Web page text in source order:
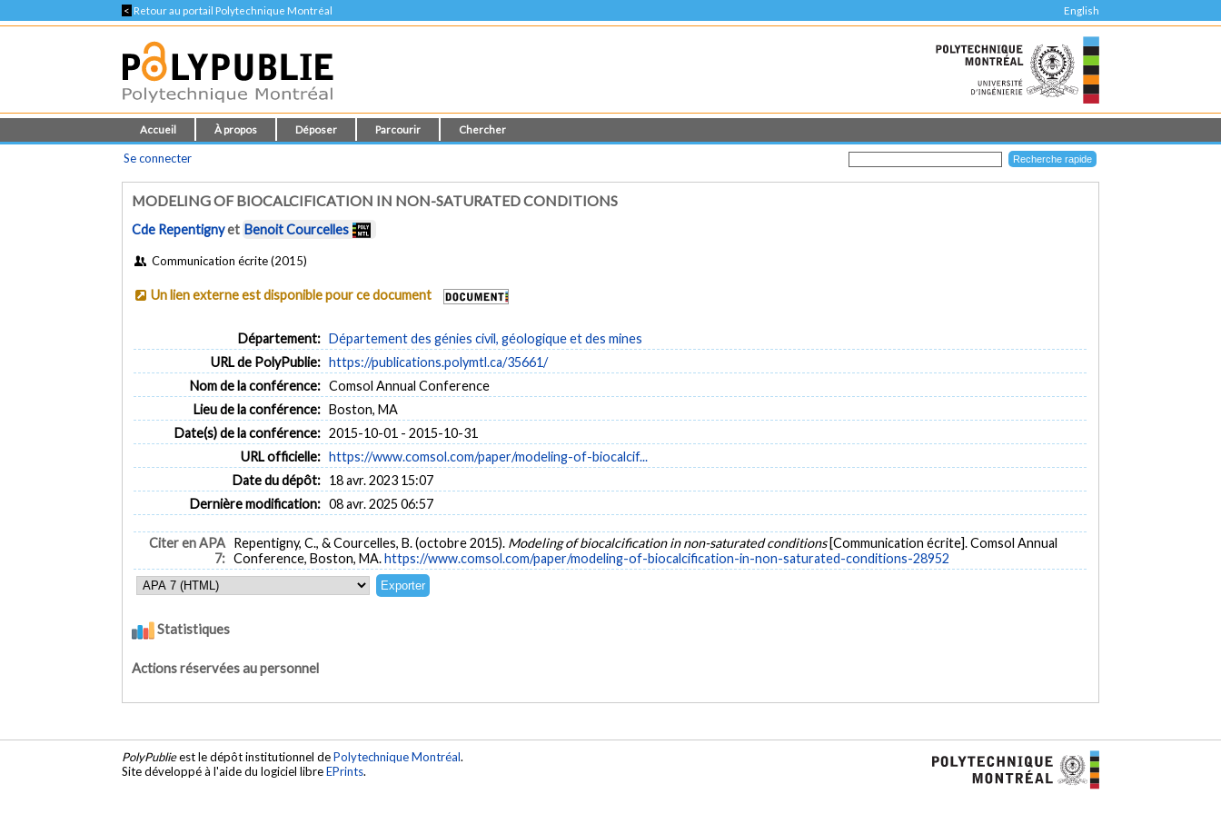
< Retour au portail Polytechnique Montréal English
Accueil À propos Déposer Parcourir Chercher
Se connecter
MODELING OF BIOCALCIFICATION IN NON-SATURATED CONDITIONS
Cde Repentignyet Benoit Courcelles
Communication écrite (2015)
Un lien externe est disponible pour ce document
Département: Département des génies civil, géologique et des mines
URL de PolyPublie: https://publications.polymtl.ca/35661/
Nom de la conférence: Comsol Annual Conference
Lieu de la conférence: Boston, MA
Date(s) de la conférence: 2015-10-01 - 2015-10-31
URL officielle: https://www.comsol.com/paper/modeling-of-biocalcif...
Date du dépôt: 18 avr. 2023 15:07
Dernière modification: 08 avr. 2025 06:57
Citer en APA
7:
Repentigny, C., & Courcelles, B. (octobre 2015). Modeling of biocalcification in non-saturated conditions [Communication écrite]. Comsol Annual
Conference, Boston, MA.https://www.comsol.com/paper/modeling-of-biocalcification-in-non-saturated-conditions-28952
Statistiques
Actions réservées au personnel
PolyPublieest le dépôt institutionnel dePolytechnique Montréal.
Site développé à l'aide du logiciel libreEPrints.